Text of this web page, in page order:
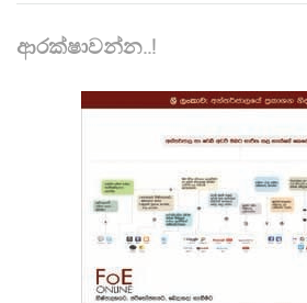
ආරක්ෂාවන්න..!